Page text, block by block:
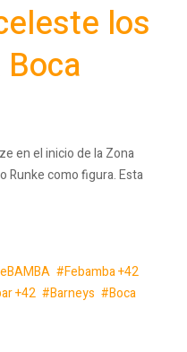
los
en el inicio de la Zona
Runke como figura. Esta
Febamba +42
+42 Barneys
Boca